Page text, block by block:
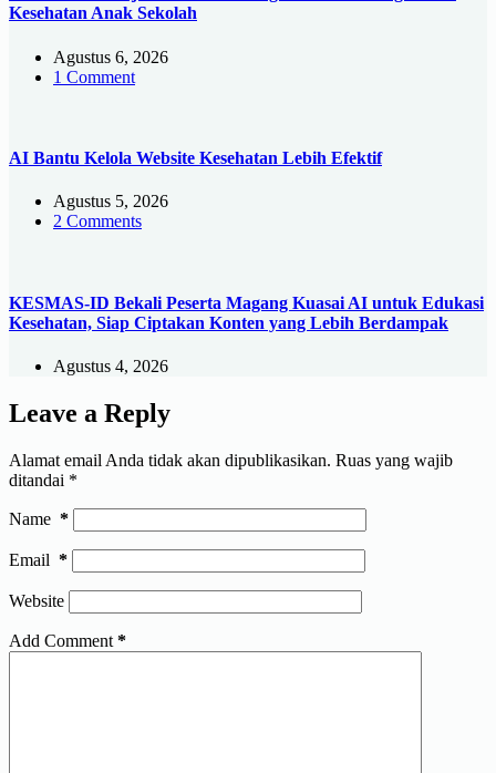
Kesehatan Anak Sekolah
Agustus 6, 2026
1 Comment
AI Bantu Kelola Website Kesehatan Lebih Efektif
Agustus 5, 2026
2 Comments
KESMAS-ID Bekali Peserta Magang Kuasai AI untuk Edukasi
Kesehatan, Siap Ciptakan Konten yang Lebih Berdampak
Agustus 4, 2026
Leave a Reply
Alamat email Anda tidak akan dipublikasikan. Ruas yang wajib
ditandai *
Name *
Email *
Website
Add Comment *